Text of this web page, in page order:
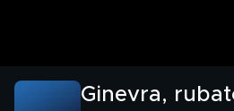
Ginevra,